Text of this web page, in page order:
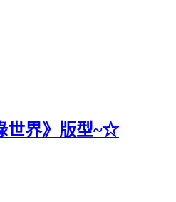
世界》版型~☆